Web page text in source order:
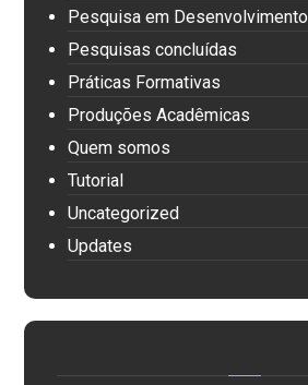
Pesquisa em Desenvolvimento
Pesquisas concluídas
Práticas Formativas
Produções Acadêmicas
Quem somos
Tutorial
Uncategorized
Updates